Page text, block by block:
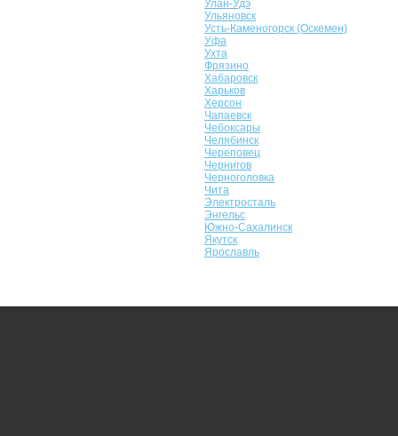
Улан-Удэ
Ульяновск
Усть-Каменогорск (Оскемен)
Уфа
Ухта
Фрязино
Хабаровск
Харьков
Херсон
Чапаевск
Чебоксары
Челябинск
Череповец
Чернигов
Черноголовка
Чита
Электросталь
Энгельс
Южно-Сахалинск
Якутск
Ярославль